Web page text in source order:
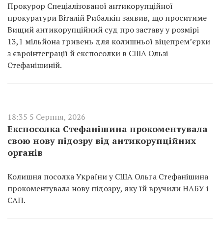
Прокурор Спеціалізованої антикорупційної
прокуратури Віталій Рибалкін заявив, що проситиме
Вищий антикорупційний суд про заставу у розмірі
13,1 мільйона гривень для колишньої віцепремʼєрки
з євроінтеграції й експосолки в США Ользі
Стефанішиній.
18:35 5 Серпня, 2026
Експосолка Стефанішина прокоментувала
свою нову підозру від антикорупційних
органів
Колишня посолка України у США Ольга Стефанішина
прокоментувала нову підозру, яку їй вручили НАБУ і
САП.